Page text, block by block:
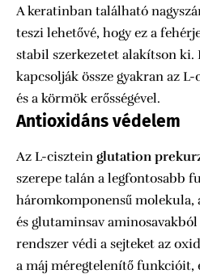
A keratinban található
teszi lehetővé, hogy ez a
stabil szerkezetet alakítson ki.
kapcsolják össze gyakran az
és a körmök erősségével.
Antioxidáns védelem
Az L-cisztein glutation
szerepe talán a legfontosabb
háromkomponensű
és glutaminsav
rendszer védi a sejteket az
a máj méregtelenítő funkcióit,